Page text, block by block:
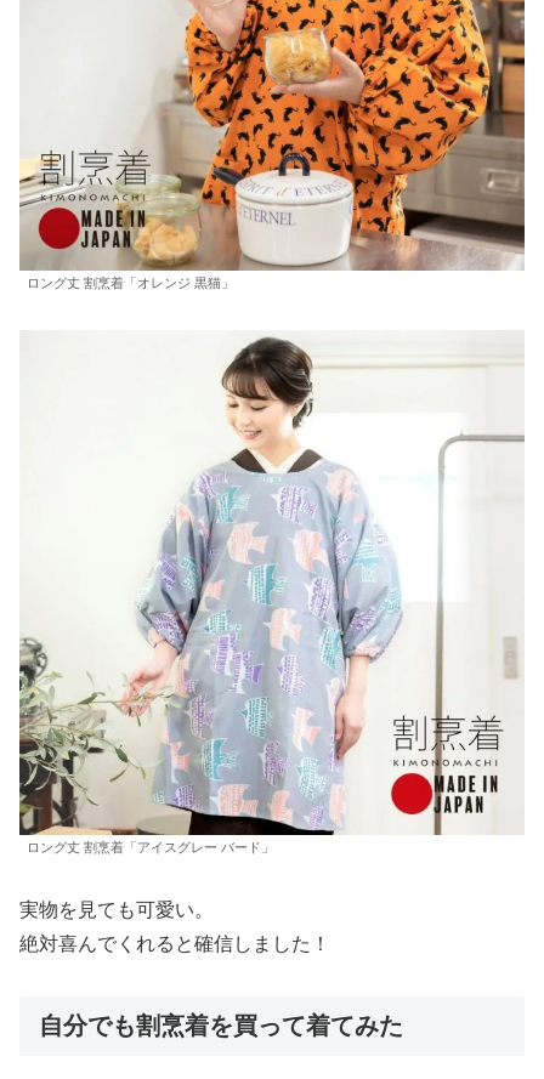
ロング丈 割烹着「オレンジ 黒猫」
ロング丈 割烹着「アイスグレー バード」
実物を見ても可愛い。
絶対喜んでくれると確信しました！
自分でも割烹着を買って着てみた